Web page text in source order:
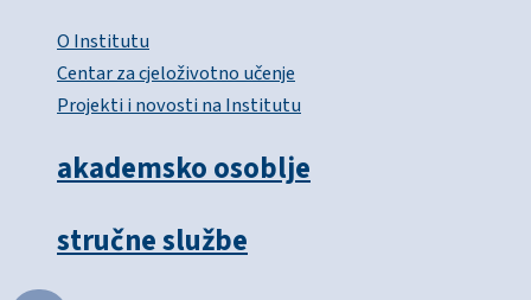
O Institutu
Centar za cjeloživotno učenje
Projekti i novosti na Institutu
akademsko osoblje
stručne službe